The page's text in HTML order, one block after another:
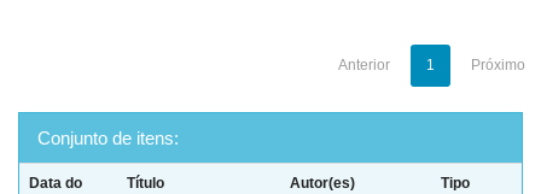
Anterior 1 Próximo
Conjunto de itens:
Data do
Título Autor(es) Tipo